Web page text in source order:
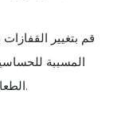
المسببة
الطعام) وغسل اليدين قبل ارتداء القفازات الجديدة.